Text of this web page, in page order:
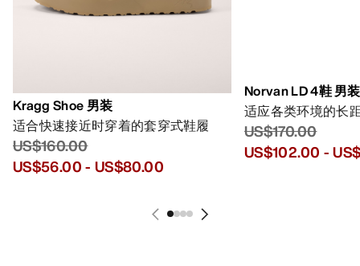
Kragg Shoe 男装
适合快速接近时穿着的套穿式鞋履
US$160.00
US$56.00- US$80.00
Norvan LD 4鞋 男装
适应各类环境的长
US$170.00
US$102.00 -